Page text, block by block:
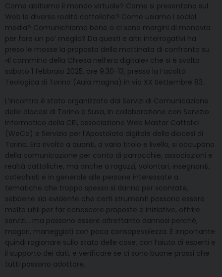
Come abitiamo il mondo virtuale? Come si presentano sul
Web le diverse realtà cattoliche? Come usiamo i social
media? Comunichiamo bene o ci sono margini di manovra
per fare un po’ meglio? Da questi e altri interrogativi ha
preso le mosse la proposta della mattinata di confronto su
«Il cammino della Chiesa nell’era digitale» che si è svolta
sabato 1 febbraio 2025, ore 9.30-13, presso la Facoltà
Teologica di Torino (Aula magna) in via XX Settembre 83.
L’incontro è stato organizzato dai Servizi di Comunicazione
delle diocesi di Torino e Susa, in collaborazione con Servizio
informatico della CEI, associazione Web Master Cattolici
(WeCa) e Servizio per l’Apostolato digitale della diocesi di
Torino. Era rivolto a quanti, a vario titolo e livello, si occupano
della comunicazione per conto di parrocchie, associazioni e
realtà cattoliche, ma anche a ragazzi, volontari, insegnanti,
catechisti e in generale alle persone interessate a
tematiche che troppo spesso si danno per scontate,
sebbene sia evidente che certi strumenti possono essere
molto utili per far conoscere proposte e iniziative, offrire
servizi… ma possono essere altrettanto dannosi perché,
magari, maneggiati con poca consapevolezza. È importante
quindi ragionare sullo stato delle cose, con l’aiuto di esperti e
il supporto dei dati, e verificare se ci sono buone prassi che
tutti possono adottare.